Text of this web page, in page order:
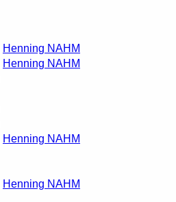
Henning NAHM
Henning NAHM
Henning NAHM
Henning NAHM